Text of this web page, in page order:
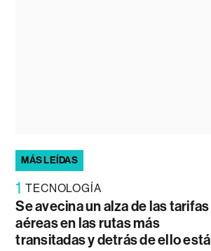
MÁS LEÍDAS
1 TECNOLOGÍA
Se avecina un alza de las tarifas
aéreas en las rutas más
transitadas y detrás de ello está